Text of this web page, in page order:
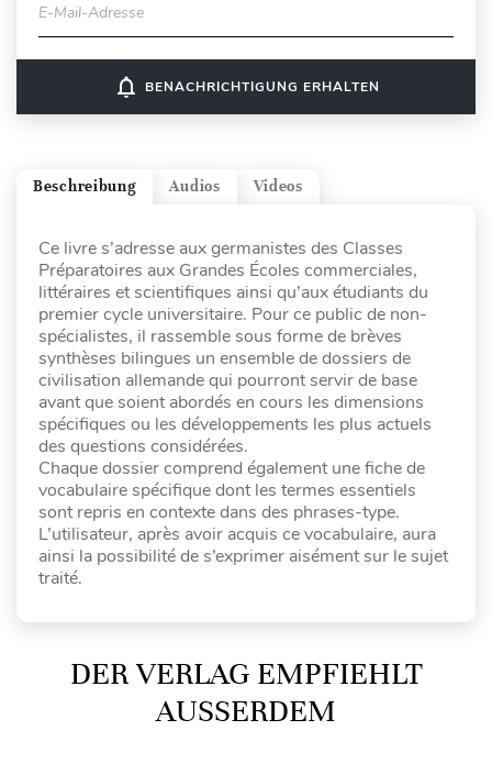
E-Mail-Adresse
notifications_none BENACHRICHTIGUNG ERHALTEN
Videos
Audios
Beschreibung
Ce livre s’adresse aux germanistes des Classes
Préparatoires aux Grandes Écoles commerciales,
littéraires et scientifiques ainsi qu’aux étudiants du
premier cycle universitaire. Pour ce public de non-
spécialistes, il rassemble sous forme de brèves
synthèses bilingues un ensemble de dossiers de
civilisation allemande qui pourront servir de base
avant que soient abordés en cours les dimensions
spécifiques ou les développements les plus actuels
des questions considérées.
Chaque dossier comprend également une fiche de
vocabulaire spécifique dont les termes essentiels
sont repris en contexte dans des phrases-type.
L’utilisateur, après avoir acquis ce vocabulaire, aura
ainsi la possibilité de s’exprimer aisément sur le sujet
traité.
DER VERLAG EMPFIEHLT
AUSSERDEM